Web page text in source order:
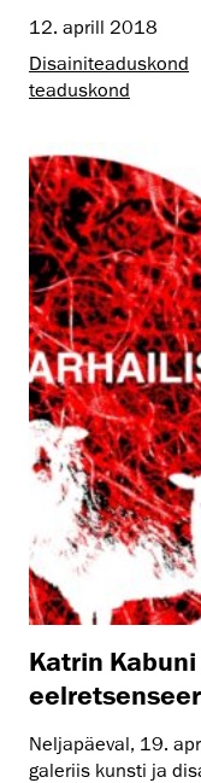
12. aprill 2018
Disaini­­teaduskond
teaduskond
Katrin
Neljapäeval, 19.
galeriis kunsti ja